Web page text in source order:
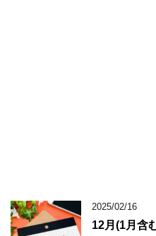
2025/02/16
12月(1月含